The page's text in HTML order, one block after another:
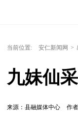
当前位置: 安仁新闻网 >
九妹仙
来源：县融媒体中心 作